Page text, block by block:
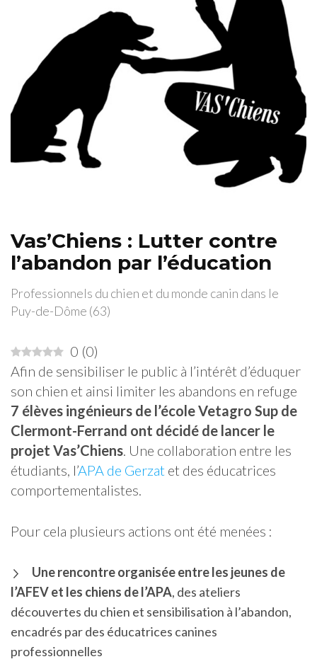
Vas’Chiens : Lutter contre
l’abandon par l’éducation
Professionnels du chien et du monde canin dans le
Puy-de-Dôme (63)
0 (0)
Afin de sensibiliser le public à l’intérêt d’éduquer
son chien et ainsi limiter les abandons en refuge
7 élèves ingénieurs de l’école Vetagro Sup de
Clermont-Ferrand ont décidé de lancer le
projet Vas’Chiens. Une collaboration entre les
étudiants, l’APA de Gerzat et des éducatrices
comportementalistes.
Pour cela plusieurs actions ont été menées :
Une rencontre organisée entre les jeunes de
l’AFEV et les chiens de l’APA, des ateliers
découvertes du chien et sensibilisation à l’abandon,
encadrés par des éducatrices canines
professionnelles